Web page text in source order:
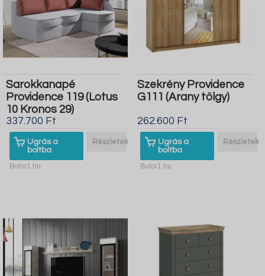
Sarokkanapé
Providence 119 (Lotus
10 Kronos 29)
337.700 Ft
Ugrás a
boltba
Részletek
Butor1.hu
Szekrény Providence
G111 (Arany tölgy)
262.600 Ft
Ugrás a
boltba
Részletek
Butor1.hu